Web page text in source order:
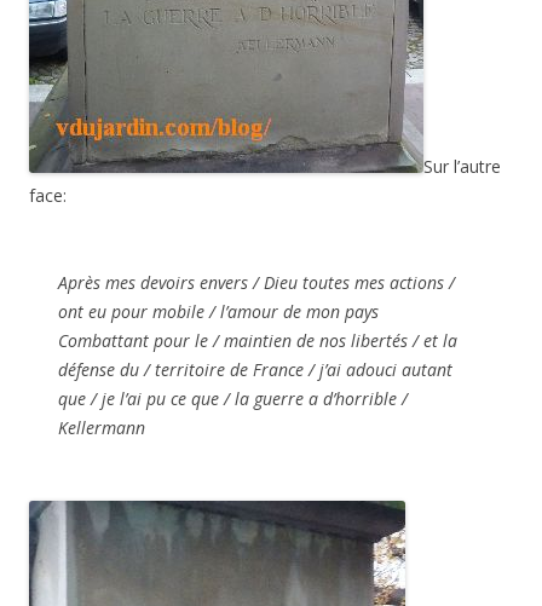
Sur l’autre
face:
Après mes devoirs envers / Dieu toutes mes actions /
ont eu pour mobile / l’amour de mon pays
Combattant pour le / maintien de nos libertés / et la
défense du / territoire de France / j’ai adouci autant
que / je l’ai pu ce que / la guerre a d’horrible /
Kellermann